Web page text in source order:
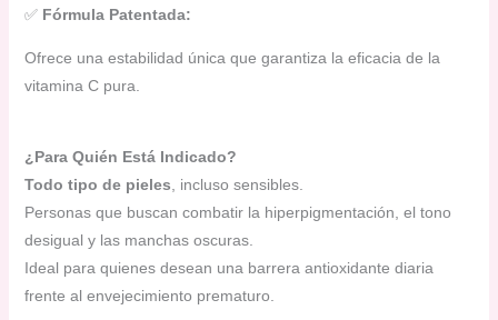
✅ Fórmula Patentada:
Ofrece una estabilidad única que garantiza la eficacia de la
vitamina C pura.
¿Para Quién Está Indicado?
Todo tipo de pieles , incluso sensibles.
Personas que buscan combatir la hiperpigmentación, el tono
desigual y las manchas oscuras.
Ideal para quienes desean una barrera antioxidante diaria
frente al envejecimiento prematuro.